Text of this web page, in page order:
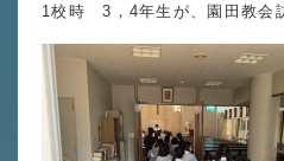
1校時 3，4年生が、園田教会進
英